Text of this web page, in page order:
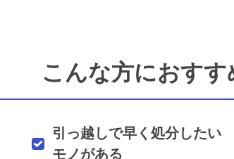
こんな方におすす
引っ越しで早く処分したい
モノがある